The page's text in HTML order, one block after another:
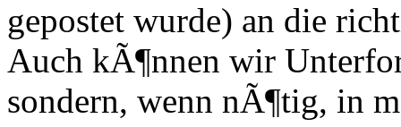
gepostet wurde) an die
Auch kÃ¶nnen wir
sondern, wenn nÃ¶tig, in